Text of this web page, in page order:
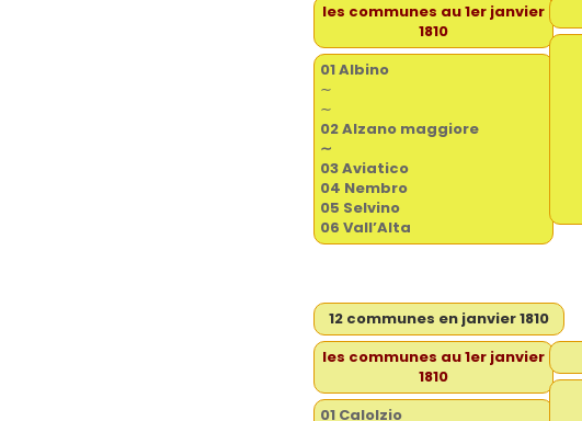
les communes au 1er janvier
1810
01 Albino
∼
∼
02 Alzano maggiore
∼
03 Aviatico
04 Nembro
05 Selvino
06 Vall’Alta
12 communes en janvier 1810
les communes au 1er janvier
1810
01 Calolzio